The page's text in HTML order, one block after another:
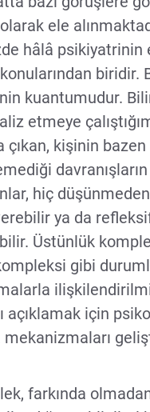
ele
hâlâ psikiyatrinin
biridir.
kuantumudur.
etmeye
çıkan, kişinin
davranışların
hiç
ya da
Üstünlük
gibi
açıklamak için
mekanizmaları
farkında